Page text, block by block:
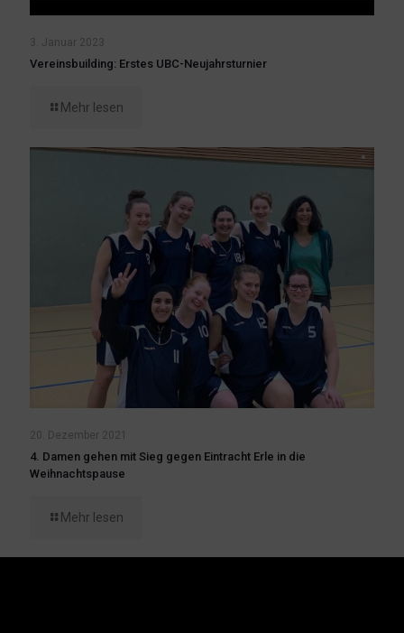
3. Januar 2023
Vereinsbuilding: Erstes UBC-Neujahrsturnier
Mehr lesen
20. Dezember 2021
4. Damen gehen mit Sieg gegen Eintracht Erle in die
Weihnachtspause
Mehr lesen